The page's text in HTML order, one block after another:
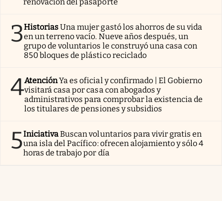
3HistoriasUna mujer gastó los ahorros de su vida
en un terreno vacío. Nueve años después, un
grupo de voluntarios le construyó una casa con
850 bloques de plástico reciclado
4AtenciónYa es oficial y confirmado | El Gobierno
visitará casa por casa con abogados y
administrativos para comprobar la existencia de
los titulares de pensiones y subsidios
5IniciativaBuscan voluntarios para vivir gratis en
una isla del Pacífico: ofrecen alojamiento y sólo 4
horas de trabajo por día